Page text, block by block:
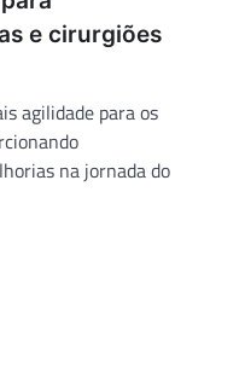
e cirurgiões
agilidade para os
na jornada do